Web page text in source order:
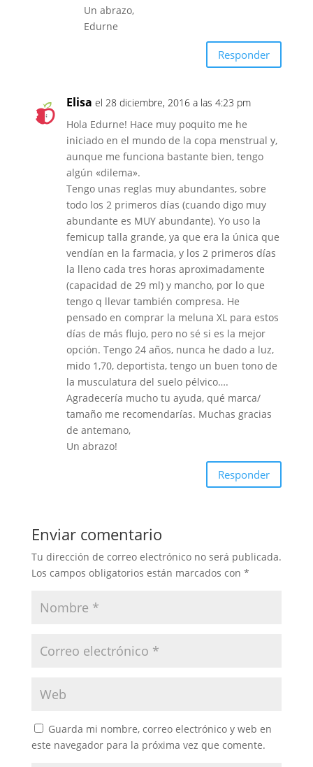
Un abrazo,
Edurne
Responder
Elisa el 28 diciembre, 2016 a las 4:23 pm
Hola Edurne! Hace muy poquito me he
iniciado en el mundo de la copa menstrual y,
aunque me funciona bastante bien, tengo
algún «dilema».
Tengo unas reglas muy abundantes, sobre
todo los 2 primeros días (cuando digo muy
abundante es MUY abundante). Yo uso la
femicup talla grande, ya que era la única que
vendían en la farmacia, y los 2 primeros días
la lleno cada tres horas aproximadamente
(capacidad de 29 ml) y mancho, por lo que
tengo q llevar también compresa. He
pensado en comprar la meluna XL para estos
días de más flujo, pero no sé si es la mejor
opción. Tengo 24 años, nunca he dado a luz,
mido 1,70, deportista, tengo un buen tono de
la musculatura del suelo pélvico….
Agradecería mucho tu ayuda, qué marca/
tamaño me recomendarías. Muchas gracias
de antemano,
Un abrazo!
Responder
Enviar comentario
Tu dirección de correo electrónico no será publicada.
Los campos obligatorios están marcados con *
Guarda mi nombre, correo electrónico y web en
este navegador para la próxima vez que comente.